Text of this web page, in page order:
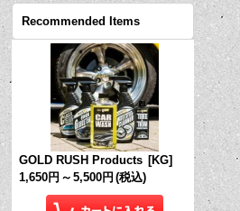
Recommended Items
GOLD RUSH Products [KG]
1,650円 ～ 5,500円 (税込)